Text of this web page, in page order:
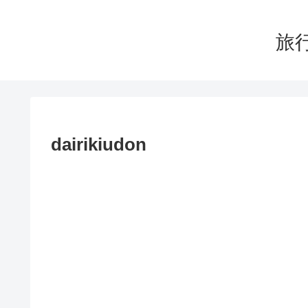
旅
dairikiudon